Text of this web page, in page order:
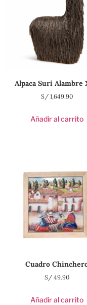
Alpaca Suri Alambre
S/1,649.90
Añadir al carrito
Cuadro
S/49.90
Añadir al carrito